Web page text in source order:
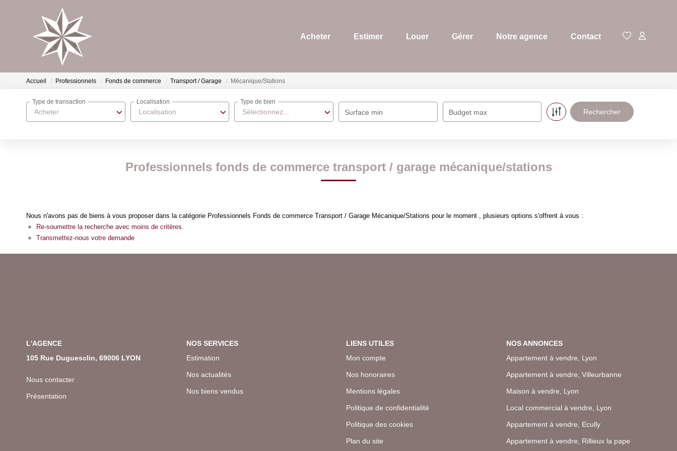
Acheter Estimer Louer Gérer Notre agence Contact
Accueil Professionnels Fonds de commerce Transport / Garage Mécanique/Stations
Acheter
Type de transaction
Localisation
Localisation
Sélectionnez...
Type de bien
Surface min Budget max
Professionnels fonds de commerce transport / garage mécanique/stations
Nous n'avons pas de biens à vous proposer dans la catégorie Professionnels Fonds de commerce Transport / Garage Mécanique/Stations pour le moment , plusieurs options s'offrent à vous :
Re-soumettre la recherche avec moins de critères.
Transmettez-nous votre demande
L'AGENCE
105 Rue Duguesclin, 69006 LYON
Nous contacter
Présentation
NOS SERVICES
Estimation
Nos actualités
Nos biens vendus
LIENS UTILES
Mon compte
Nos honoraires
Mentions légales
Politique de confidentialité
Politique des cookies
Plan du site
NOS ANNONCES
Appartement à vendre, Lyon
Appartement à vendre, Villeurbanne
Maison à vendre, Lyon
Local commercial à vendre, Lyon
Appartement à vendre, Ecully
Appartement à vendre, Rillieux la pape